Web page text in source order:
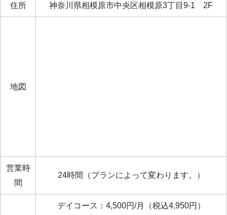
住所 神奈川県相模原市中央区相模原3丁目9-1 2F
地図
営業時
間
24時間（プランによって変わります。）
デイコース：4,500円/月（税込4,950円）